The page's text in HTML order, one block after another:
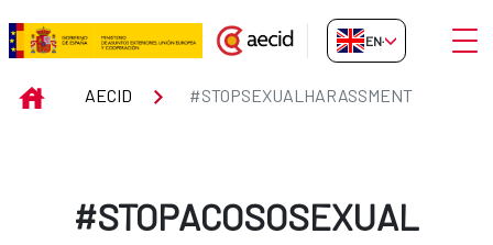
Skip to Main Content
#STOPSEXUALHARASSMENT
EN-GB
INICIOAECID #STOPSEXUALHARASSMENT
#STOPACOSOSEXUAL